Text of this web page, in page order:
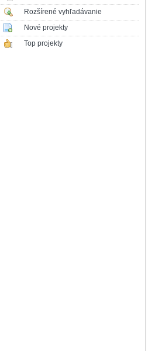
Rozšírené vyhľadávanie
Nové projekty
Top projekty